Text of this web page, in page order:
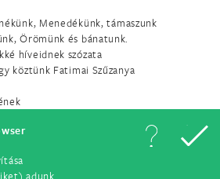
adunk
alapítója
Menedékünk, támaszunk
Örömünk és bánatunk.
híveidnek szózata
köztünk Fatimai Szűzanya